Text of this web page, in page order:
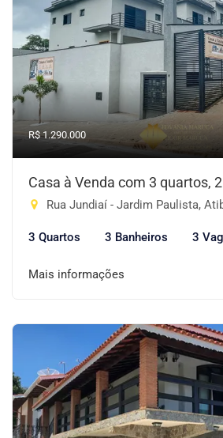
R$ 1.290.000
Casa à Venda com 3 quartos,
Rua Jundiaí - Jardim Paulista,
3 Quartos 3 Banheiros 3
Mais informações